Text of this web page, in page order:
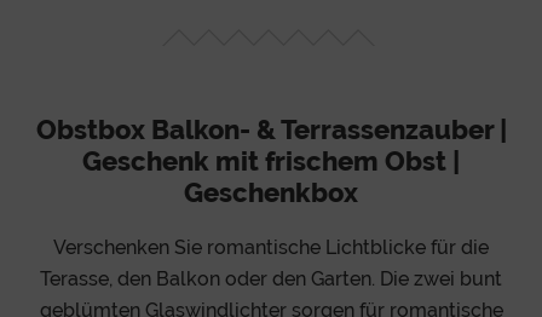
Obstbox Balkon- & Terrassenzauber |
Geschenk mit frischem Obst |
Geschenkbox
Verschenken Sie romantische Lichtblicke für die
Terasse, den Balkon oder den Garten. Die zwei bunt
geblümten Glaswindlichter sorgen für romantische